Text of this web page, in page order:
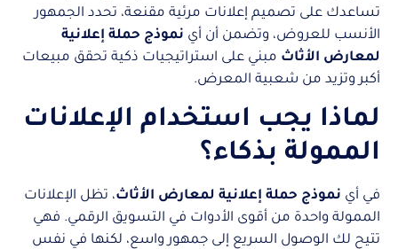
تساعدك على تصميم إعلانات مرئية مقنعة، تحدد الجمهور
الأنسب للعروض، وتضمن أن أي نموذج حملة إعلانية
لمعارض الأثاث مبني على استراتيجيات ذكية تحقق مبيعات
أكبر وتزيد من شعبية المعرض.
لماذا يجب استخدام الإعلانات
الممولة بذكاء؟
في أي نموذج حملة إعلانية لمعارض الأثاث، تظل الإعلانات
الممولة واحدة من أقوى الأدوات في التسويق الرقمي. فهي
تتيح لك الوصول السريع إلى جمهور واسع، لكنها في نفس